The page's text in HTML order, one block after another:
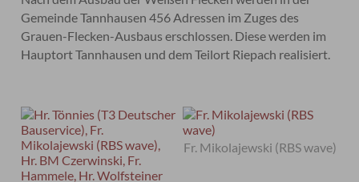
Gemeinde Tannhausen 456 Adressen im Zuges des
Grauen-Flecken-Ausbaus erschlossen. Diese werden im
Hauptort Tannhausen und dem Teilort Riepach realisiert.
Fr. Mikolajewski (RBS wave)